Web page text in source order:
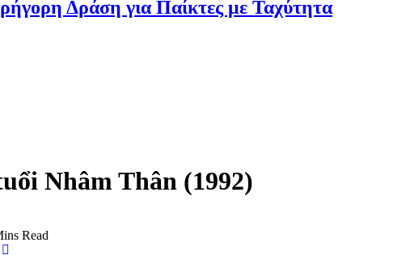
Δράση για Παίκτες με Ταχύτητα
Nhâm Thân (1992)
Read